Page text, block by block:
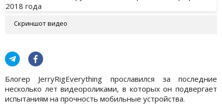
Скриншот видео
Блогер JerryRigEverything прославился за последние
несколько лет видеороликами, в которых он подвергает
испытаниям на прочность мобильные устройства.